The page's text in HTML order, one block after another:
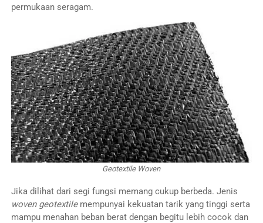
permukaan seragam.
Geotextile Woven
Jika dilihat dari segi fungsi memang cukup berbeda. Jenis
woven geotextilemempunyai kekuatan tarik yang tinggi serta
mampu menahan beban berat dengan begitu lebih cocok dan